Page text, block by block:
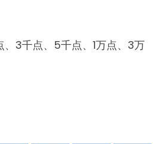
、3千点、5千点、1万点、3万